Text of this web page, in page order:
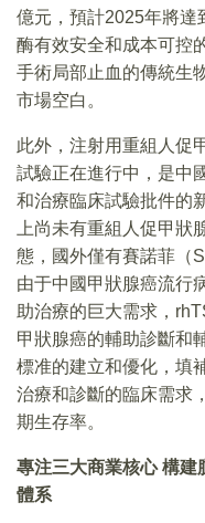
億元，預計2025年將達
酶有效安全和成本可控
手術局部止血的傳統生
市場空白。
此外，注射用重組人促
試驗正在進行中，是中
和治療臨床試驗批件的
上尚未有重組人促甲狀
態，國外僅有賽諾菲（
由于中國甲狀腺癌流行
助治療的巨大需求，
甲狀腺癌的輔助診斷和
標准的建立和優化，填
治療和診斷的臨床需求
期生存率。
專注三大商業核心 構建
體系